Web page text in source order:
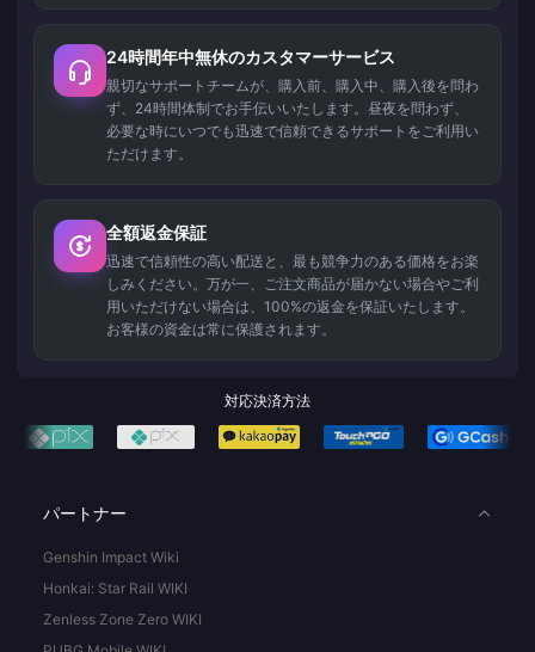
24時間年中無休のカスタマーサービス
親切なサポートチームが、購入前、購入中、購入後を問わ
ず、24時間体制でお手伝いいたします。昼夜を問わず、
必要な時にいつでも迅速で信頼できるサポートをご利用い
ただけます。
全額返金保証
迅速で信頼性の高い配送と、最も競争力のある価格をお楽
しみください。万が一、ご注文商品が届かない場合やご利
用いただけない場合は、100%の返金を保証いたします。
お客様の資金は常に保護されます。
対応決済方法
パートナー
Genshin Impact Wiki
Honkai: Star Rail WIKI
Zenless Zone Zero WIKI